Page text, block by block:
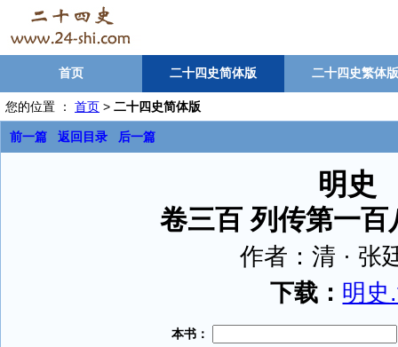
首页 二十四史简体版 二十四史繁体版
您的位置 ： 首页 > 二十四史简体版
前一篇 返回目录 后一篇
明史
卷三百 列传第一百
作者：清 · 张
下载： 明史
本书：